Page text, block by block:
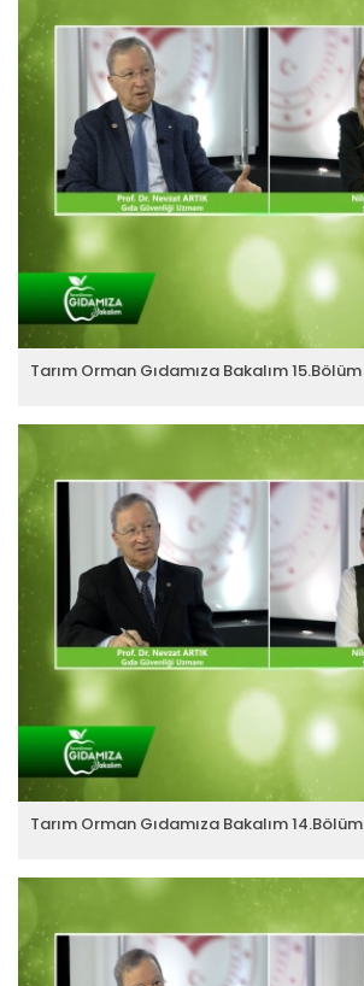
Tarım Orman Gıdamıza Bakalım 15.Bölüm
Tarım Orman Gıdamıza Bakalım 14.Bölüm